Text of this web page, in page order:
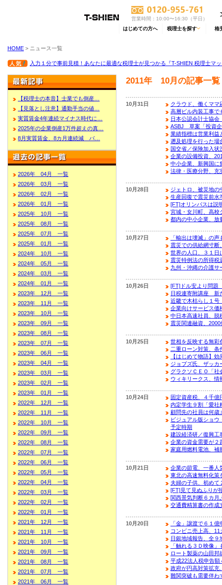
営業時間：10:00〜16:30（平日）
はじめての方へ 税理士を探す 格
HOME > ニュース一覧
入力１分で事前見積！あなたに最適な税理士が見つかる『T-SHIEN 税理士マ
【税理士の本音】士業でも倒産…
【見落とし注意】通勤手当の値…
実質賃金4年連続マイナス時代に…
2025年の企業倒産1万件超えの真…
8月実質賃金、8カ月連続減 パ…
2026年 04月 一覧
2026年 03月 一覧
2026年 02月 一覧
2026年 01月 一覧
2025年 10月 一覧
2025年 08月 一覧
2025年 07月 一覧
2025年 01月 一覧
2024年 10月 一覧
2024年 05月 一覧
2024年 03月 一覧
2024年 01月 一覧
2023年 12月 一覧
2023年 11月 一覧
2023年 10月 一覧
2023年 09月 一覧
2023年 08月 一覧
2023年 07月 一覧
2023年 06月 一覧
2023年 04月 一覧
2023年 03月 一覧
2023年 02月 一覧
2023年 01月 一覧
2022年 12月 一覧
2022年 11月 一覧
2022年 10月 一覧
2022年 09月 一覧
2022年 08月 一覧
2022年 07月 一覧
2022年 06月 一覧
2022年 05月 一覧
2022年 04月 一覧
2022年 03月 一覧
2022年 02月 一覧
2022年 01月 一覧
2021年 12月 一覧
2021年 11月 一覧
2021年 10月 一覧
2021年 09月 一覧
2021年 08月 一覧
2021年 07月 一覧
2021年 06月 一覧
2011年 10月の記事一覧
10月31日
クラウド、働くマ
高層ビル内装工事で
日本公認会計士協
ASBJ 草案「投資企
業績指標は営業利益
遡及処理を行った場
国交省／保険加入
企業の設備投資、
中小企業、新興国
法律・医療分野、
10月28日
ジェトロ、被災地
生産回復で震災前水
[FT]オリンパスは説
宮城・女川町、高校
都内の中小企業、
10月27日
「輸出は壊滅」の
震災での供給網寸
世界の人口、３１
震災特例法の所得
九州・沖縄の介護
10月26日
[FT]ドル安より問題
日税連寄附講座
近畿で木枯らし１
企業向けサービス
中日本高速社員、
震災関連融資、
10月25日
世相を反映する無彩
二重ローン対策、条
【はじめて物語】
ジョブズ氏、ザッ
グラクソＣＥＯ「社
ウィキリークス、
10月24日
固定資産税、４千
内定学生９割「愛社
顧問先の社員は何
ビジュアル版ショ
予定時期
建設経済研／復興工
企業の資金需要が
家庭用燃料電池、
10月21日
企業の節電、一番
東北の高速無料化
夫婦の子供、初め
[FT]見て見ぬふりが
関西景気判断６カ
交通費精算書の作
10月20日
「金」譲渡で６１
コンビニ売上高、
日銀地域報告、全９
「触れる３Ｄ映像
ロート製薬の山田
平成22法人税申告
政府が円高対策拡
難関突破も需要伴わ